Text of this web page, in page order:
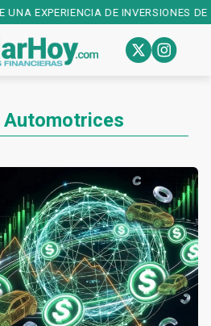
EXPERIENCIA DE INVERSIONES DE